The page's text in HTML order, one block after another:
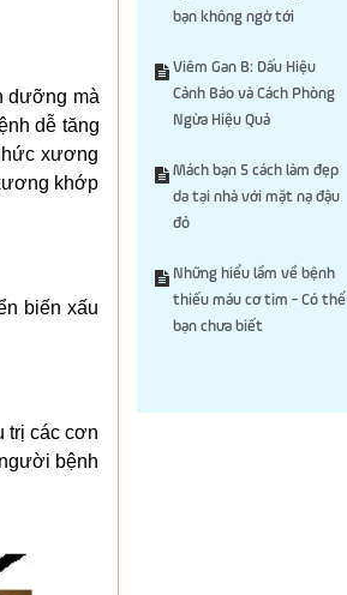
dưỡng mà
dễ tăng
xương
khớp
biến xấu
trị các cơn
bệnh
bạn không ngờ tới
Viêm Gan B: Dấu Hiệu
Cảnh Báo và Cách Phòng
Ngừa Hiệu Quả
Mách bạn 5 cách làm đẹp
da tại nhà với mặt nạ đậu
đỏ
Những hiểu lầm về bệnh
thiếu máu cơ tim - Có thể
bạn chưa biết